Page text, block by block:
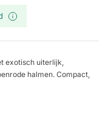
exotisch uiterlijk,
halmen. Compact,